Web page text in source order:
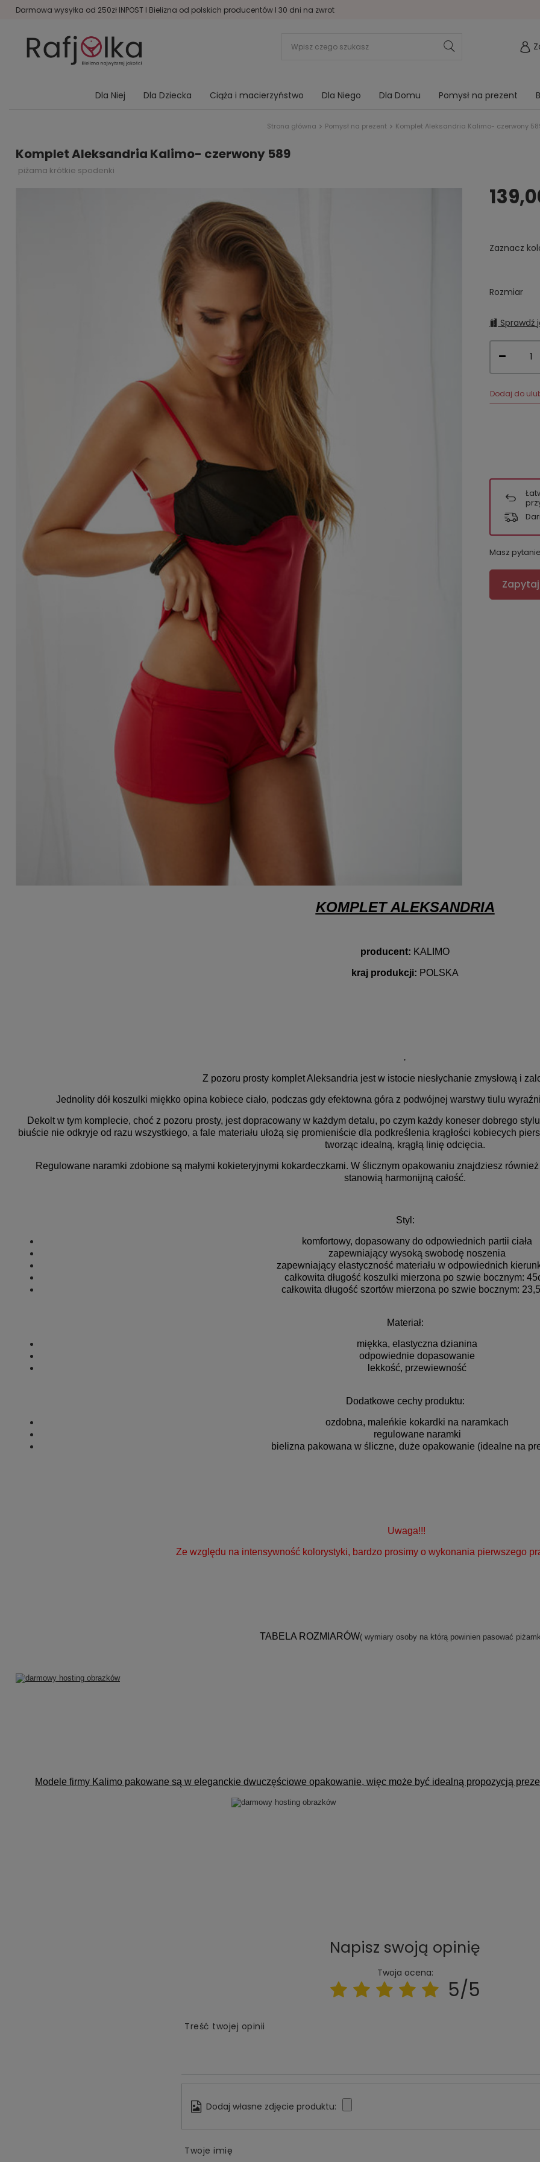
Darmowa wysyłka od 250zł INPOST I Bielizna od polskich producentów I 30 dni na zwrot
Dla Niej Dla Dziecka Ciąża i macierzyństwo Dla Niego Dla Domu Pomysł na prezent
Strona główna Pomysł na prezent Komplet Aleksandria Kalimo- czerwony
Komplet Aleksandria Kalimo- czerwony 589
piżama krótkie spodenki
Zaznacz
Rozmiar
Sprawdź
Dodaj do
Masz
KOMPLET ALEKSANDRIA
producent: KALIMO
kraj produkcji: POLSKA
.
Z pozoru prosty komplet Aleksandria jest w istocie niesłychanie zmysłową i
Jednolity dół koszulki miękko opina kobiece ciało, podczas gdy efektowna góra z podwójnej warstwy tiulu
Dekolt w tym komplecie, choć z pozoru prosty, jest dopracowany w każdym detalu, po czym każdy koneser dobrego
biuście nie odkryje od razu wszystkiego, a fale materiału ułożą się promieniście dla podkreślenia krągłości kobiecych
tworząc idealną, krągłą linię odcięcia.
Regulowane naramki zdobione są małymi kokieteryjnymi kokardeczkami. W ślicznym opakowaniu znajdziesz
stanowią harmonijną całość.
Styl:
komfortowy, dopasowany do odpowiednich partii ciała
zapewniający wysoką swobodę noszenia
zapewniający elastyczność materiału w odpowiednich
całkowita długość koszulki mierzona po szwie bocznym:
całkowita długość szortów mierzona po szwie bocznym:
Materiał:
miękka, elastyczna dzianina
odpowiednie dopasowanie
lekkość, przewiewność
Dodatkowe cechy produktu:
ozdobna, maleńkie kokardki na naramkach
regulowane naramki
bielizna pakowana w śliczne, duże opakowanie (idealne na
Uwaga!!!
Ze względu na intensywność kolorystyki, bardzo prosimy o wykonania pierwszego
TABELA ROZMIARÓW( wymiary osoby na którą powinien pasować
Modele firmy Kalimo pakowane są w eleganckie dwuczęściowe opakowanie, więc może być idealną propozycją
Napisz swoją opinię
Twoja ocena:
5/5
Treść twojej opinii
Dodaj własne zdjęcie produktu:
Twoje imię